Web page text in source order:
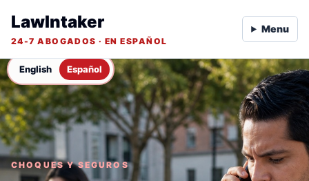
English Español
LawIntaker
24-7 ABOGADOS · EN ESPAÑOL
Menu
CHOQUES Y SEGUROS